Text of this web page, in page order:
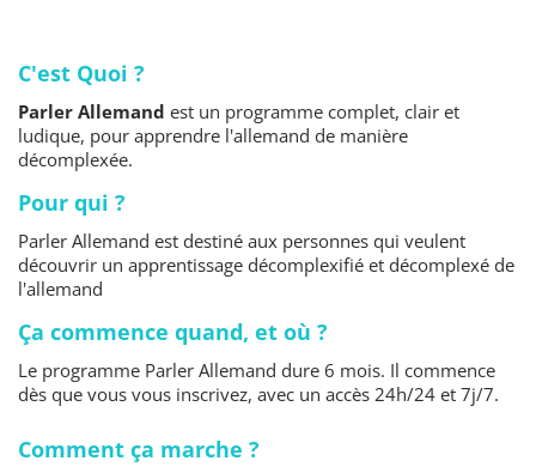
C'est Quoi ?
Parler Allemand est un programme complet, clair et
ludique, pour apprendre l'allemand de manière
décomplexée.
Pour qui ?
Parler Allemand est destiné aux personnes qui veulent
découvrir un apprentissage décomplexifié et décomplexé de
l'allemand
Ça commence quand, et où ?
Le programme Parler Allemand dure 6 mois. Il commence
dès que vous vous inscrivez, avec un accès 24h/24 et 7j/7.
Comment ça marche ?